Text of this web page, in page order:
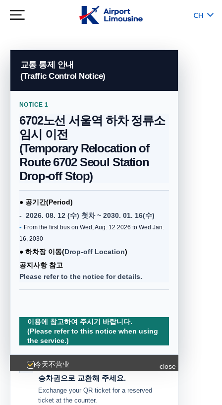
CH
QR 승차권 이용 안내
INCHEON AIRPORT
인천공항 탑승
지류(예매) 승차권으로만 탑승 가능(현금,
교통카드 사용 불가)
QR승차권은 반드시 유인 매표소에서
예매 승차권으로 교환후탑승해 주세요.
(구 KAL승차권은 서울 시내에서만 사용
가능)
Only tickets issued at the counter are valid.
(No cash or transit cards)
for boarding within Seoul downtown): Please
exchange for a physical ticket at the ticket
counter.
SEOUL CITY
서울 시내 탑승
QR 승차권 그대로정류장에서
Board directly with your QR ticket.
1 유인 매표소에서
승차권으로 교환해 주세요.
Exchange your QR ticket for a reserved
ticket at the counter.
교통 통제 안내
(Traffic Control Notice)
NOTICE 1
6702노선 서울역 하차 정류소
임시 이전
(Temporary Relocation of
Route 6702 Seoul Station
Drop-off Stop)
● 공기간(Period)
- 2026. 08. 12 (수) 첫차 ~ 2030. 01. 16(수)
- From the first bus on Wed, Aug. 12 2026 to Wed Jan.
16, 2030
● 하차장 이동(Drop-off Location)
공지사항 참고
Please refer to the notice for details.
이용에 참고하여 주시기 바랍니다.
(Please refer to this notice when using
the service.)
今天不营业 close
快速便捷的K机场豪华大巴
与您一起走过旅途的起点和终点！
快速便捷的K机场豪华大巴
与您一起走过旅途的起点和终点！